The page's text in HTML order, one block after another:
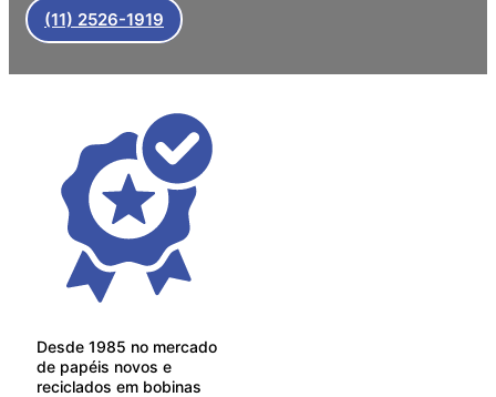
(11) 2526-1919
Desde 1985 no mercado
de papéis novos e
reciclados em bobinas